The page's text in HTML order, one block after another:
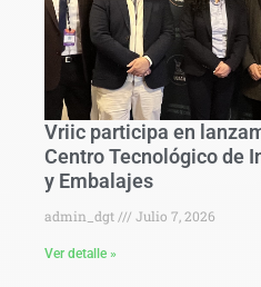
Vriic participa en
Centro Tecnológico de
y Embalajes
admin_dgt Julio 7, 2026
Ver detalle »